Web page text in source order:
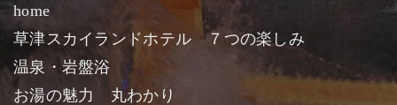
home
草津スカイランドホテル ７つの楽しみ
温泉・岩盤浴
お湯の魅力 丸わかり